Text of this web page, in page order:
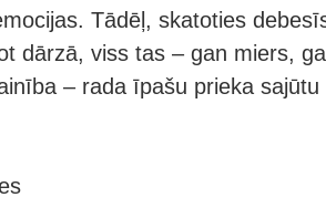
Tādēļ, skatoties
dārzā, viss tas – gan miers,
– rada īpašu prieka